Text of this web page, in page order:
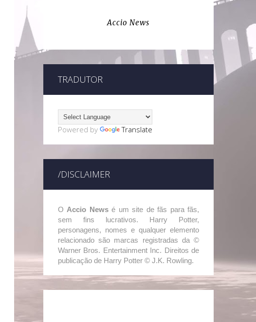
Accio News
TRADUTOR
Powered by Translate
/DISCLAIMER
O Accio Newsé um site de fãs para fãs,
sem fins lucrativos. Harry Potter,
personagens, nomes e qualquer elemento
relacionado são marcas registradas da ©
Warner Bros. Entertainment Inc. Direitos de
publicação de Harry Potter © J.K. Rowling.